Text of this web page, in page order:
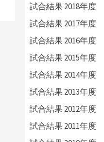
試合結果 2018年度
試合結果 2017年度
試合結果 2016年度
試合結果 2015年度
試合結果 2014年度
試合結果 2013年度
試合結果 2012年度
試合結果 2011年度